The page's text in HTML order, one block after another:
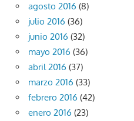
agosto 2016 (8)
julio 2016 (36)
junio 2016 (32)
mayo 2016 (36)
abril 2016 (37)
marzo 2016 (33)
febrero 2016 (42)
enero 2016 (23)